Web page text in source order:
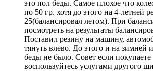
это пол беды. Самое плохое что
по 50 гр. хотя до этого на 4-летней
25(балансировал летом). При
посмотреть на результаты
Поставил резину на машину,
тянуть влево. До этого и на зимней
беды не было. Совет если покупаете
воспользуйтесь услугами другого